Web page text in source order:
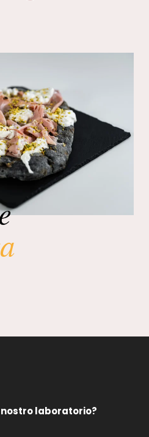
nostro laboratorio?